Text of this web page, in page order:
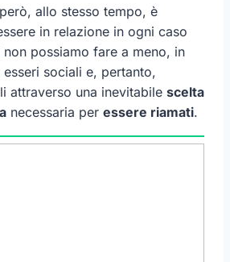
allo stesso tempo, è
in relazione in ogni caso
possiamo fare a meno, in
sociali e, pertanto,
attraverso una inevitabile scelta
necessaria per essere riamati.